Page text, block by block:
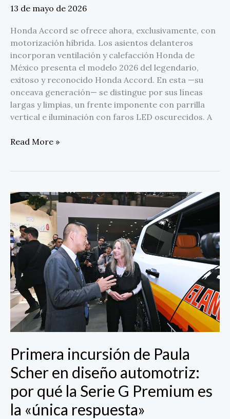
13 de mayo de 2026
Honda Accord se ofrece ahora, exclusivamente, con
motorización híbrida. Los asientos delanteros
incorporan ventilación y calefacción Honda de
México presenta el modelo 2026 del legendario,
exitoso y reconocido Honda Accord. En esta —su
onceava generación— se distingue por sus líneas
largas y limpias, un frente imponente con parrilla
vertical e iluminación con faros LED oscurecidos. A
Read More »
Primera incursión de Paula
Scher en diseño automotriz:
por qué la Serie G Premium es
la «única respuesta»
Primera
incursión
de
Paula
Scher
en
diseño
automotriz:
por
qué
la
Serie
Premium
es
«única
respuesta»